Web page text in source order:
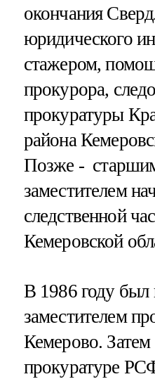
окончания
юридического
стажером,
прокурора,
прокуратуры
района
Позже -
заместителем
следственной
Кемеровской
В 1986 году был
заместителем
Кемерово. Затем
прокуратуре